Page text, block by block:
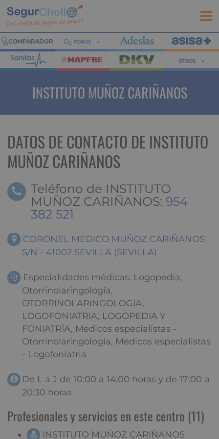
FOROS
OTROS
INSTITUTO MUÑOZ CARIÑANOS
DATOS DE CONTACTO DE INSTITUTO
MUÑOZ CARIÑANOS
Teléfono de INSTITUTO
MUÑOZ CARIÑANOS: 954
382 521
CORONEL MEDICO MUÑOZ CARIÑANOS
S/N - 41002 SEVILLA (SEVILLA)
Especialidades médicas: Logopedia,
Otorrinolaringología,
OTORRINOLARINGOLOGIA,
LOGOFONIATRIA, LOGOPEDIA Y
FONIATRÍA, Medicos especialistas -
Otorrinolaringologia, Medicos especialistas
- Logofoniatria
De L a J de 10:00 a 14:00 horas y de 17:00 a
20:30 horas
Profesionales y servicios en este centro (11)
INSTITUTO MUÑOZ CARIÑANOS